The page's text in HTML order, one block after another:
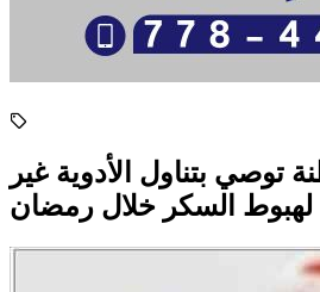
توصي بتناول الأدوية غير
لهبوط السكر خلال رمضان